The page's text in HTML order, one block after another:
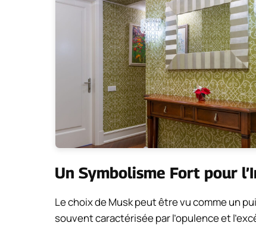
Un Symbolisme Fort pour
Le choix de Musk peut être vu comme un
souvent caractérisée par l’opulence et